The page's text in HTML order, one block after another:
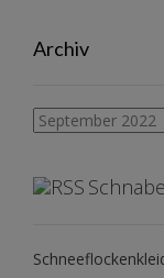
Archiv
Archiv